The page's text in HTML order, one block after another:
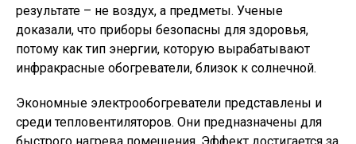
результате – не воздух, а предметы. Ученые
доказали, что приборы безопасны для здоровья,
потому как тип энергии, которую вырабатывают
инфракрасные обогреватели, близок к солнечной.
Экономные электрообогреватели представлены и
среди тепловентиляторов. Они предназначены для